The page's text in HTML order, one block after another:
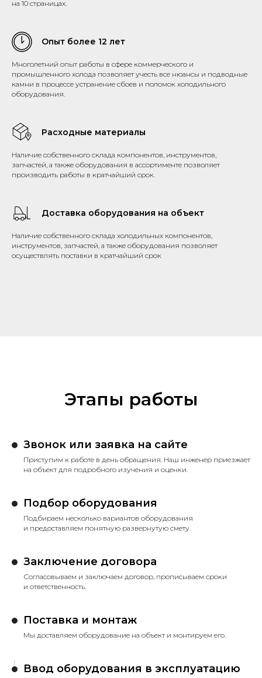
на 10 страницах.
Опыт более 12 лет
Многолетний опыт работы в сфере коммерческого и
промышленного холода позволяет учесть все нюансы и подводные
камни в процессе устранение сбоев и поломок холодильного
оборудования.
Расходные материалы
Наличие собственного склада компонентов, инструментов,
запчастей, а также оборудования в ассортименте позволяет
производить работы в кратчайший срок.
Доставка оборудования на объект
Наличие собственного склада холодильных компонентов,
инструментов, запчастей, а также оборудования позволяет
осуществлять поставки в кратчайший срок
Этапы работы
Звонок или заявка на сайте
Приступим к работе в день обращения. Наш инженер приезжает
на объект для подробного изучения и оценки.
Подбор оборудования
Подбираем несколько вариантов оборудования
и предоставляем понятную развернутую смету.
Заключение договора
Согласовываем и заключаем договор, прописываем сроки
и ответственность.
Поставка и монтаж
Мы доставляем оборудование на объект и монтируем его.
Ввод оборудования в эксплуатацию